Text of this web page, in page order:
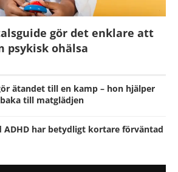
gör det enklare att
psykisk ohälsa
ätandet till en kamp – hon hjälper
till matglädjen
ADHD har betydligt kortare förväntad